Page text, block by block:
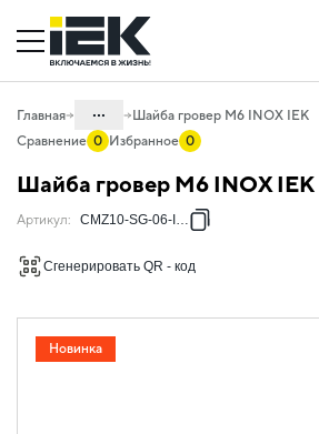
Главная ...
05.04.06 Метизы и крепеж
05.04.06.04.03 Шайбы нержавеющая
сталь
Шайба гровер М6 INOX IEK
Сравнение 0 Избранное 0
Шайба гровер М6 INOX IEK
Новинка
Артикул: CMZ10-SG-06-INOX
Сгенерировать QR - код